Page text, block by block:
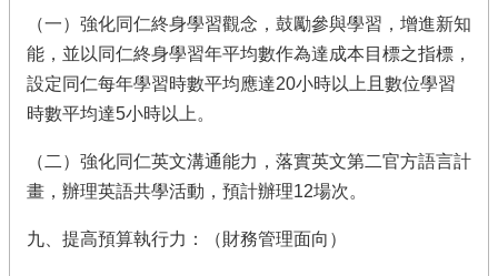
（一）強化同仁終身學習觀念，鼓勵參與學習，增進新知
能，並以同仁終身學習年平均數作為達成本目標之指標，
設定同仁每年學習時數平均應達20小時以上且數位學習
時數平均達5小時以上。
（二）強化同仁英文溝通能力，落實英文第二官方語言計
畫，辦理英語共學活動，預計辦理12場次。
九、提高預算執行力：（財務管理面向）